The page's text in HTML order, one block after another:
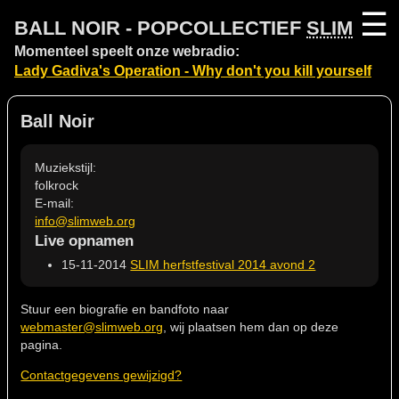
BALL NOIR - POPCOLLECTIEF SLIM
Momenteel speelt onze webradio:
Lady Gadiva's Operation - Why don't you kill yourself
☰
Ball Noir
Muziekstijl:
folkrock
E-mail:
info@slimweb.org
Live opnamen
15-11-2014SLIM herfstfestival 2014 avond 2
Stuur een biografie en bandfoto naar
webmaster@slimweb.org , wij plaatsen hem dan op deze
pagina.
Contactgegevens gewijzigd?